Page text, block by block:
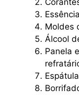
Moldes
Álcool
Panela